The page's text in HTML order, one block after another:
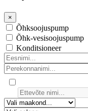
×
Õhksoojuspump
Õhk-vesisoojuspump
Konditsioneer